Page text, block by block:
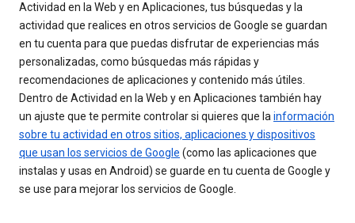
Actividad en la Web y en Aplicaciones, tus búsquedas y la
actividad que realices en otros servicios de Google se guardan
en tu cuenta para que puedas disfrutar de experiencias más
personalizadas, como búsquedas más rápidas y
recomendaciones de aplicaciones y contenido más útiles.
Dentro de Actividad en la Web y en Aplicaciones también hay
un ajuste que te permite controlar si quieres que la información
sobre tu actividad en otros sitios, aplicaciones y dispositivos
que usan los servicios de Google (como las aplicaciones que
instalas y usas en Android) se guarde en tu cuenta de Google y
se use para mejorar los servicios de Google.